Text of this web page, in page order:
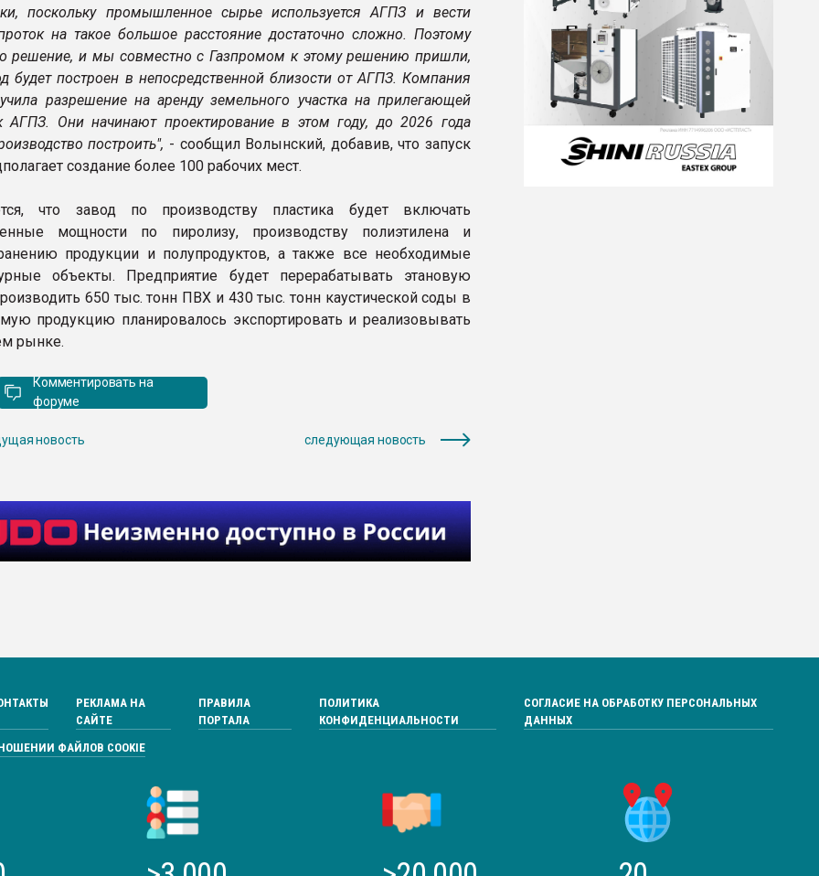
поскольку промышленное сырье используется АГПЗ и вести
на такое большое расстояние достаточно сложно. Поэтому
решение, и мы совместно с Газпромом к этому решению пришли,
будет построен в непосредственной близости от АГПЗ. Компания
разрешение на аренду земельного участка на прилегающей
АГПЗ. Они начинают проектирование в этом году, до 2026 года
построить", - сообщил Волынский, добавив, что запуск
создание более 100 рабочих мест.
что завод по производству пластика будет включать
мощности по пиролизу, производству полиэтилена и
продукции и полупродуктов, а также все необходимые
объекты. Предприятие будет перерабатывать этановую
650 тыс. тонн ПВХ и 430 тыс. тонн каустической соды в
продукцию планировалось экспортировать и реализовывать
рынке.
Комментировать на
форуме
новость следующая новость
РЕКЛАМА НА
САЙТЕ
ПРАВИЛА
ПОРТАЛА
ПОЛИТИКА
КОНФИДЕНЦИАЛЬНОСТИ
СОГЛАСИЕ НА ОБРАБОТКУ ПЕРСОНАЛЬНЫХ
ДАННЫХ
ФАЙЛОВ COOKIE